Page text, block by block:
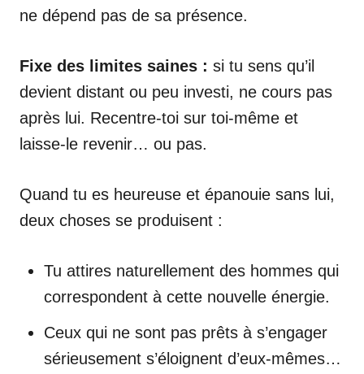
ne dépend pas de sa présence.
Fixe des limites saines : si tu sens qu’il
devient distant ou peu investi, ne cours pas
après lui. Recentre-toi sur toi-même et
laisse-le revenir… ou pas.
Quand tu es heureuse et épanouie sans lui,
deux choses se produisent :
Tu attires naturellement des hommes qui
correspondent à cette nouvelle énergie.
Ceux qui ne sont pas prêts à s’engager
sérieusement s’éloignent d’eux-mêmes…